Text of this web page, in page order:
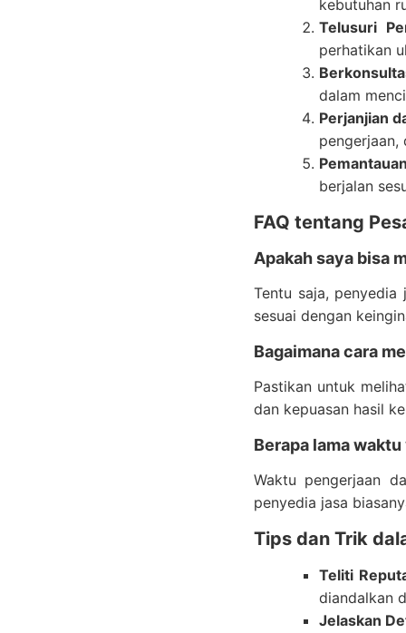
kebutuhan
Telusuri
perhatikan
dalam
Perjanjian
pengerjaan,
berjalan
FAQ tentang
Apakah saya bisa
Tentu saja,
sesuai dengan
Bagaimana cara
Pastikan untuk
dan kepuasan hasil
Berapa lama
Waktu pengerjaan
penyedia jasa
Tips dan Trik
Teliti
diandalkan
Jelaskan